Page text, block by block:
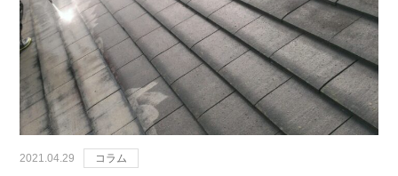
2021.04.29 コラム